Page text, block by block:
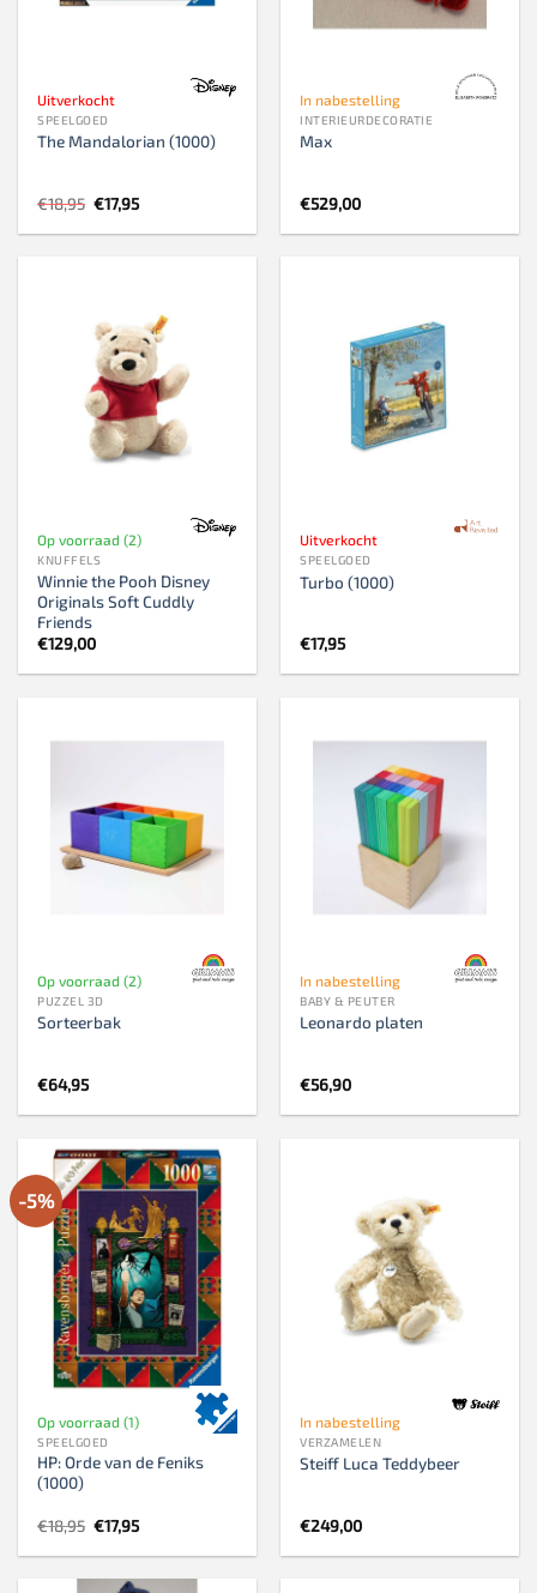
Uitverkocht
SPEELGOED
The Mandalorian (1000)
€18,95 Oorspronkelijke
prijs
was:
€17,95Huidige
is:
In nabestelling
INTERIEURDECORATIE
Max
€529,00
Op voorraad (2)
KNUFFELS
Winnie the Pooh Disney
Originals Soft Cuddly
Friends
€129,00
Uitverkocht
SPEELGOED
Turbo (1000)
€17,95
Op voorraad (2)
PUZZEL 3D
Sorteerbak
€64,95
In nabestelling
BABY & PEUTER
Leonardo platen
€56,90
-5%
Op voorraad (1)
SPEELGOED
HP: Orde van de Feniks
(1000)
€18,95 Oorspronkelijke
prijs
was:
€17,95Huidige
is:
In nabestelling
VERZAMELEN
Steiff Luca Teddybeer
€249,00